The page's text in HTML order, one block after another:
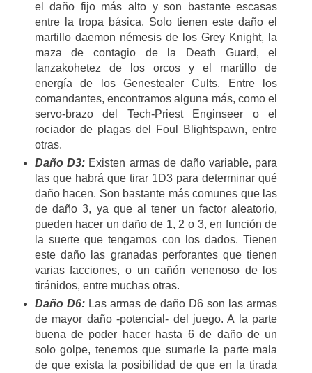
el daño fijo más alto y son bastante escasas
entre la tropa básica. Solo tienen este daño el
martillo daemon némesis de los Grey Knight, la
maza de contagio de la Death Guard, el
lanzakohetez de los orcos y el martillo de
energía de los Genestealer Cults. Entre los
comandantes, encontramos alguna más, como el
servo-brazo del Tech-Priest Enginseer o el
rociador de plagas del Foul Blightspawn, entre
otras.
Daño D3: Existen armas de daño variable, para
las que habrá que tirar 1D3 para determinar qué
daño hacen. Son bastante más comunes que las
de daño 3, ya que al tener un factor aleatorio,
pueden hacer un daño de 1, 2 o 3, en función de
la suerte que tengamos con los dados. Tienen
este daño las granadas perforantes que tienen
varias facciones, o un cañón venenoso de los
tiránidos, entre muchas otras.
Daño D6:Las armas de daño D6 son las armas
de mayor daño -potencial- del juego. A la parte
buena de poder hacer hasta 6 de daño de un
solo golpe, tenemos que sumarle la parte mala
de que exista la posibilidad de que en la tirada